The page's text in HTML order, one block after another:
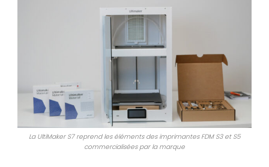
La UltiMaker S7 reprend les éléments des imprimantes FDM S3 et S5
commercialisées par la marque